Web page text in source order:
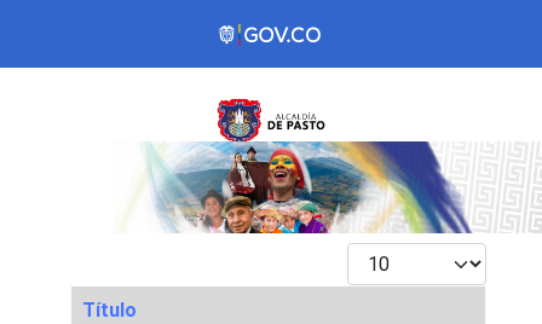
Mostrar #
Título